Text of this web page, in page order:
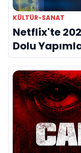
KÜLTÜR-SANAT
Netflix'te
Dolu